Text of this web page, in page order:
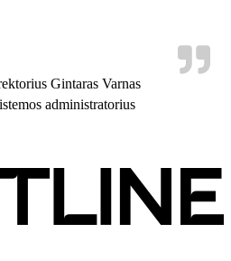
Gintaras Varnas
administratorius